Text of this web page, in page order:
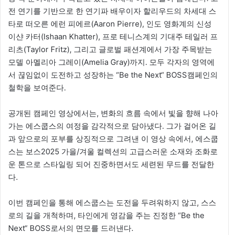
전 연기를 기반으로 한 연기파 배우이자 할리우드의 차세대 스
타로 떠오른 에런 피에르(Aaron Pierre), 인도 영화계의 신성
이샨 카터(Ishaan Khatter), 프로 테니스계의 기대주 테일러 프
리츠(Taylor Fritz), 그리고 글로벌 패션계에서 가장 주목받는
모델 아멜리아 그레이(Amelia Gray)까지. 모두 각자의 영역에
서 끊임없이 도전하고 성장하는 “Be the Next“ BOSS캠페인의
철학을 보여준다.
공개된 캠페인 영상에서는, 변화의 흐름 속에서 빛을 향해 나아
가는 에스쿱스의 여정을 감각적으로 담아냈다. 그가 걸어온 길
과 앞으로의 포부를 상징적으로 그려낸 이 영상 속에서, 에스쿱
스는 보스2025 가을/겨울 컬렉션의 고급스러운 소재와 조화로
운 톤으로 스타일링 되어 진중하면서도 세련된 무드를 전달한
다.
이번 캠페인을 통해 에스쿱스는 도전을 두려워하지 않고, 스스
로의 길을 개척하며, 타인에게 영감을 주는 진정한 “Be the
Next“ BOSS로서의 면모를 드러낸다.